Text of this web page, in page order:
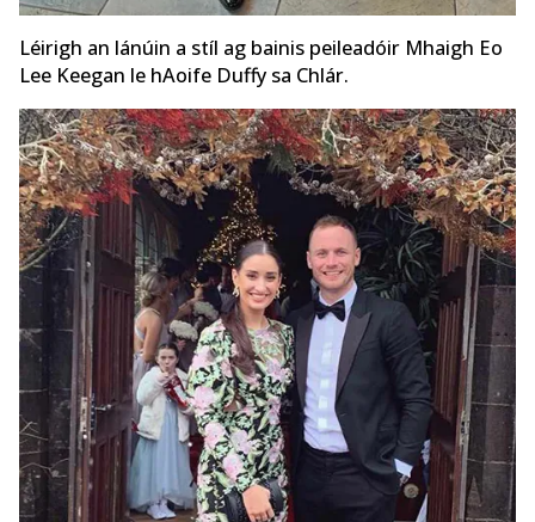
Léirigh an lánúin a stíl ag bainis peileadóir Mhaigh Eo
Lee Keegan le hAoife Duffy sa Chlár.